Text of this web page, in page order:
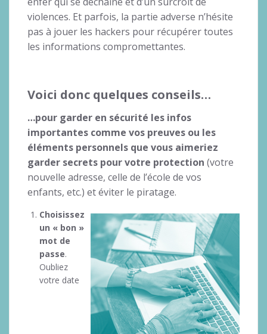
violences. Et parfois, la partie adverse n’hésite
pas à jouer les hackers pour récupérer toutes
les informations compromettantes.
Voici donc quelques conseils…
…pour garder en sécurité les infos
importantes comme vos preuves ou les
éléments personnels que vous aimeriez
garder secrets pour votre protection (votre
nouvelle adresse, celle de l’école de vos
enfants, etc.) et éviter le piratage.
Choisissez
un « bon »
mot de
passe.
Oubliez
votre date